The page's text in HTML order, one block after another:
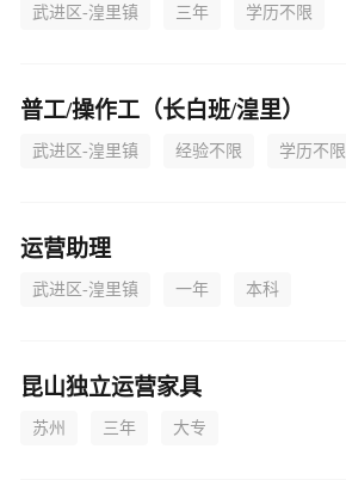
武进区-湟里镇 三年 学历不限
普工/操作工（长白班/湟里）
武进区-湟里镇 经验不限 学历不限
运营助理
武进区-湟里镇 一年 本科
昆山独立运营家具
苏州 三年 大专